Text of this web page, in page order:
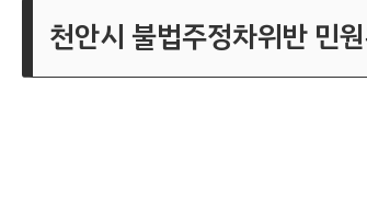
천안시 불법주정차위반 민